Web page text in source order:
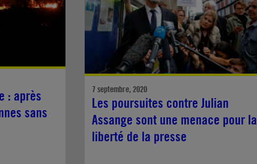
: après
sans
7 septembre, 2020
Les poursuites contre Julian
Assange sont une menace pour la
liberté de la presse